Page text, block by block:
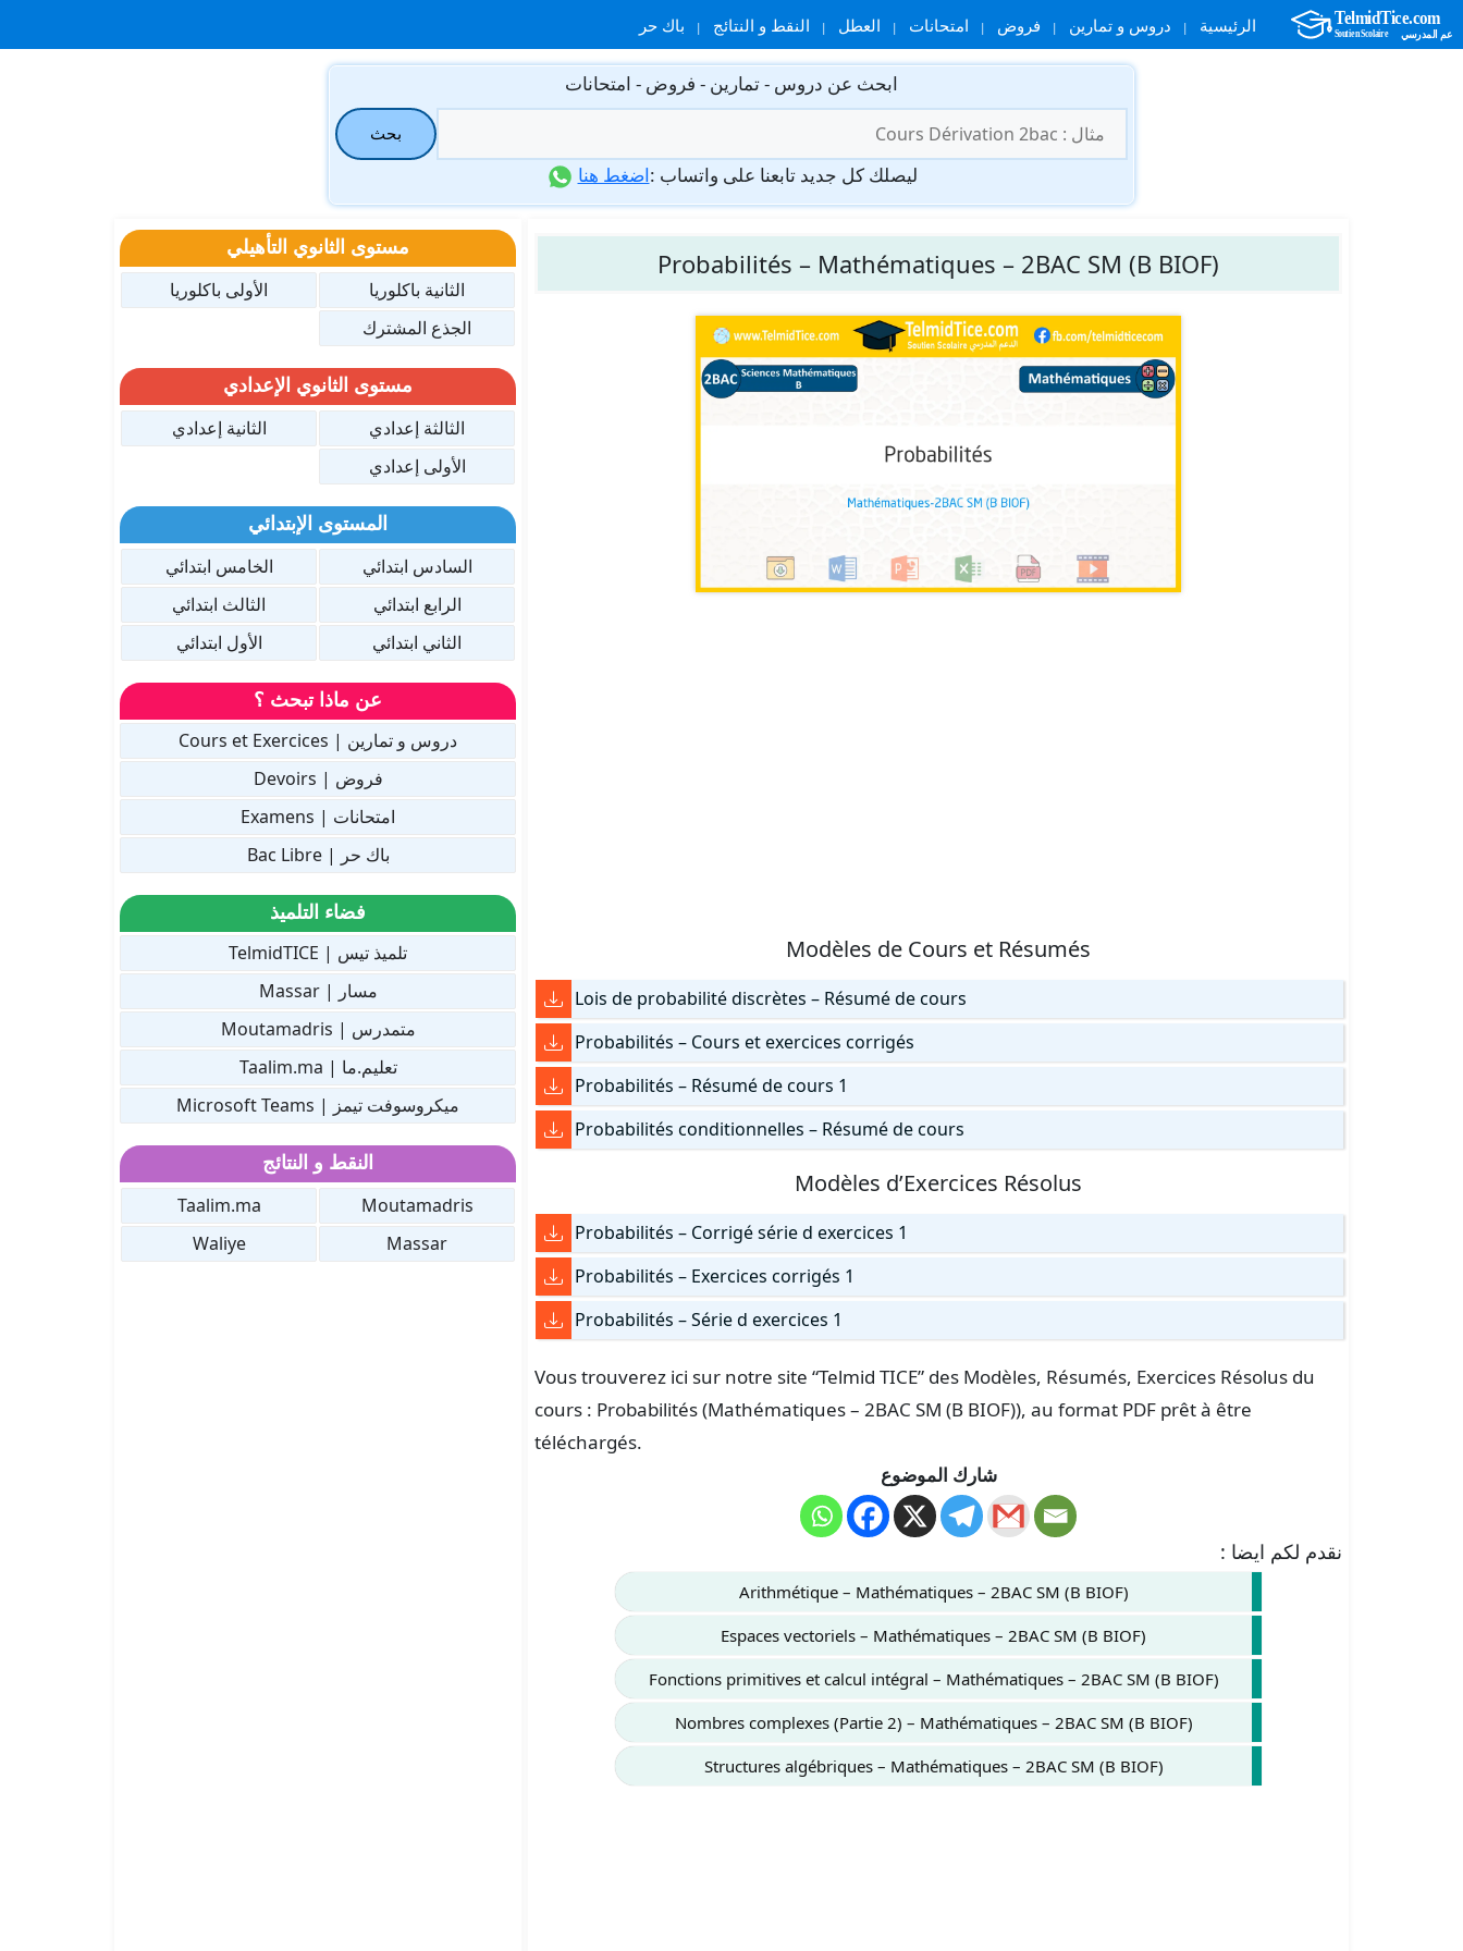
الرئيسية دروس و تمارين فروض امتحانات العطل النقط و النتائج باك حر
ابحث عن دروس - تمارين - فروض - امتحانات
عن:
بحث
ليصلك كل جديد تابعنا على واتساب :اضغط هنا
Probabilités – Mathématiques – 2BAC SM (B BIOF)
Modèles de Cours et Résumés
Lois de probabilité discrètes – Résumé de cours
Probabilités – Cours et exercices corrigés
Probabilités – Résumé de cours 1
Probabilités conditionnelles – Résumé de cours
Modèles d’Exercices Résolus
Probabilités – Corrigé série d exercices 1
Probabilités – Exercices corrigés 1
Probabilités – Série d exercices 1
Vous trouverez ici sur notre site “Telmid TICE” des Modèles, Résumés, Exercices Résolus du
cours : Probabilités (Mathématiques – 2BAC SM (B BIOF)), au format PDF prêt à être
téléchargés.
شارك الموضوع
نقدم لكم ايضا :
Arithmétique – Mathématiques – 2BAC SM (B BIOF)
Espaces vectoriels – Mathématiques – 2BAC SM (B BIOF)
Fonctions primitives et calcul intégral – Mathématiques – 2BAC SM (B BIOF)
Nombres complexes (Partie 2) – Mathématiques – 2BAC SM (B BIOF)
Structures algébriques – Mathématiques – 2BAC SM (B BIOF)
مستوى الثانوي التأهيلي
الثانية باكلوريا
الأولى باكلوريا
الجذع المشترك
مستوى الثانوي الإعدادي
الثالثة إعدادي
الثانية إعدادي
الأولى إعدادي
المستوى الإبتدائي
السادس ابتدائي
الخامس ابتدائي
الرابع ابتدائي
الثالث ابتدائي
الثاني ابتدائي
الأول ابتدائي
عن ماذا تبحث ؟
دروس و تمارين | Cours et Exercices
فروض | Devoirs
امتحانات | Examens
باك حر | Bac Libre
فضاء التلميذ
تلميذ تيس | TelmidTICE
مسار | Massar
متمدرس | Moutamadris
تعليم.ما | Taalim.ma
ميكروسوفت تيمز | Microsoft Teams
النقط و النتائج
Moutamadris
Taalim.ma
Massar
Waliye